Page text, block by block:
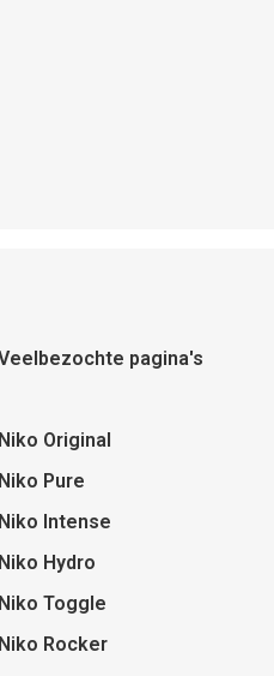
pagina's
Niko Original
Niko Pure
Niko Intense
Niko Hydro
Niko Toggle
Niko Rocker